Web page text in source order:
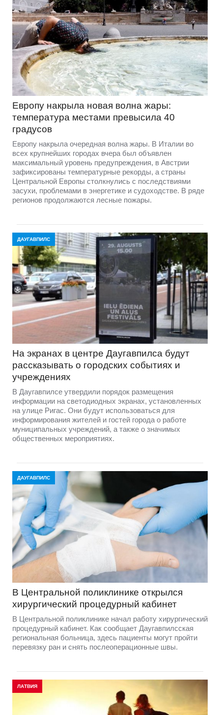
Европу накрыла новая волна жары:
температура местами превысила 40
градусов
Европу накрыла очередная волна жары. В Италии во
всех крупнейших городах вчера был объявлен
максимальный уровень предупреждения, в Австрии
зафиксированы температурные рекорды, а страны
Центральной Европы столкнулись с последствиями
засухи, проблемами в энергетике и судоходстве. В ряде
регионов продолжаются лесные пожары.
ДАУГАВПИЛС
На экранах в центре Даугавпилса будут
рассказывать о городских событиях и
учреждениях
В Даугавпилсе утвердили порядок размещения
информации на светодиодных экранах, установленных
на улице Ригас. Они будут использоваться для
информирования жителей и гостей города о работе
муниципальных учреждений, а также о значимых
общественных мероприятиях.
ДАУГАВПИЛС
В Центральной поликлинике открылся
хирургический процедурный кабинет
В Центральной поликлинике начал работу хирургический
процедурный кабинет. Как сообщает Даугавпилсская
региональная больница, здесь пациенты могут пройти
перевязку ран и снять послеоперационные швы.
ЛАТВИЯ